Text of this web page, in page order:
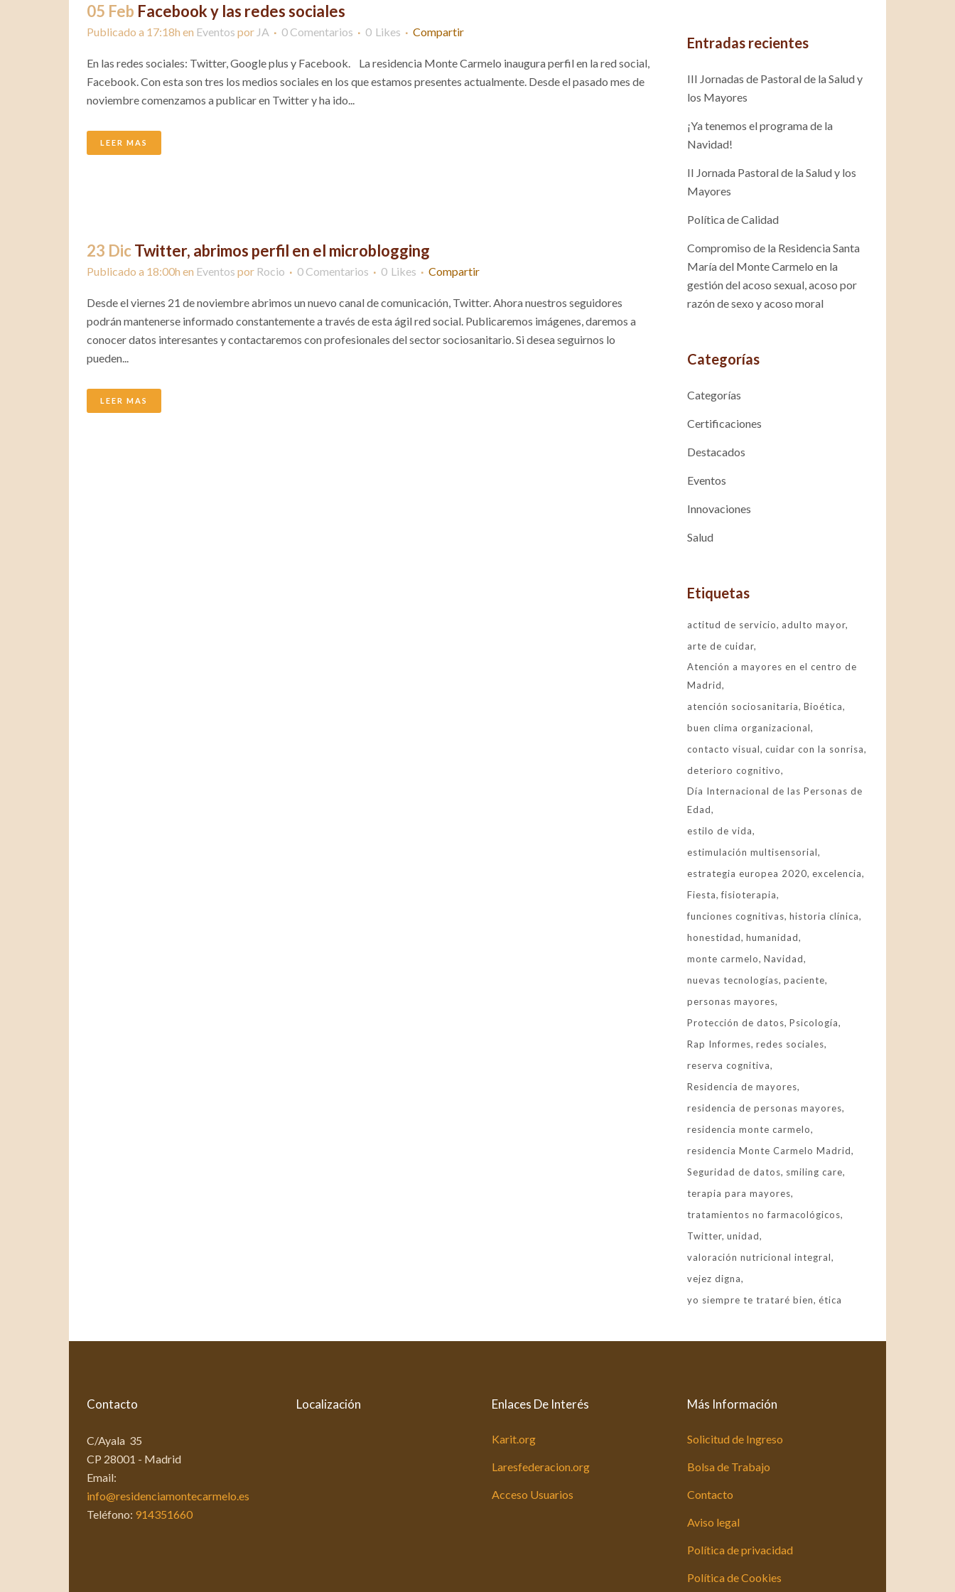
05 Feb Facebook y las redes sociales
Publicado a 17:18h en Eventos por JA 0 Comentarios 0 Likes Compartir
En las redes sociales: Twitter, Google plus y Facebook. La residencia Monte Carmelo inaugura perfil en la red social,
Facebook. Con esta son tres los medios sociales en los que estamos presentes actualmente. Desde el pasado mes de
noviembre comenzamos a publicar en Twitter y ha ido...
LEER MAS
23 DicTwitter, abrimos perfil en el microblogging
Publicado a 18:00h en Eventos por Rocio 0 Comentarios 0 Likes Compartir
Desde el viernes 21 de noviembre abrimos un nuevo canal de comunicación, Twitter. Ahora nuestros seguidores
podrán mantenerse informado constantemente a través de esta ágil red social. Publicaremos imágenes, daremos a
conocer datos interesantes y contactaremos con profesionales del sector sociosanitario. Si desea seguirnos lo
pueden...
LEER MAS
Entradas recientes
III Jornadas de Pastoral de la Salud y
los Mayores
¡Ya tenemos el programa de la
Navidad!
II Jornada Pastoral de la Salud y los
Mayores
Política de Calidad
Compromiso de la Residencia Santa
María del Monte Carmelo en la
gestión del acoso sexual, acoso por
razón de sexo y acoso moral
Categorías
Categorías
Certificaciones
Destacados
Eventos
Innovaciones
Salud
Etiquetas
actitud de servicio
adulto mayor
arte de cuidar
Atención a mayores en el centro de
Madrid
atención sociosanitaria Bioética
buen clima organizacional
contacto visual cuidar con la sonrisa
deterioro cognitivo
Día Internacional de las Personas de
Edad
estilo de vida
estimulación multisensorial
estrategia europea 2020 excelencia
Fiesta fisioterapia
funciones cognitivas historia clínica
honestidad humanidad
monte carmelo Navidad
nuevas tecnologías paciente
personas mayores
Protección de datos Psicología
Rap Informes redes sociales
reserva cognitiva
Residencia de mayores
residencia de personas mayores
residencia monte carmelo
residencia Monte Carmelo Madrid
Seguridad de datos smiling care
terapia para mayores
tratamientos no farmacológicos
Twitter unidad
valoración nutricional integral
vejez digna
yo siempre te trataré bien ética
Contacto
C/Ayala 35
CP 28001 - Madrid
Email:
info@residenciamontecarmelo.es
Teléfono: 914351660
Localización Enlaces De Interés
Karit.org
Laresfederacion.org
Acceso Usuarios
Más Información
Solicitud de Ingreso
Bolsa de Trabajo
Contacto
Aviso legal
Política de privacidad
Política de Cookies